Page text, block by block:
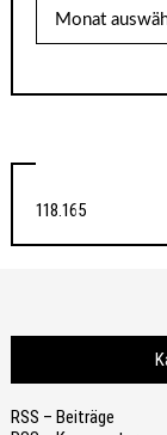
118.165
RSS – Beiträge